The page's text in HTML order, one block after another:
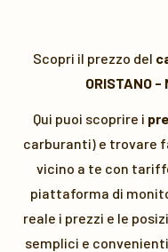
Scopri il prezzo del
ORISTANO -
Qui puoi scoprire i
carburanti) e trovare
vicino a te con
piattaforma di
reale i prezzi e le
semplici e